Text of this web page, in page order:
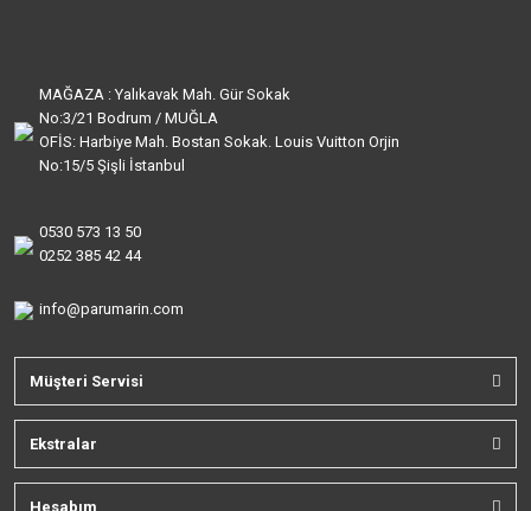
MAĞAZA : Yalıkavak Mah. Gür Sokak
No:3/21 Bodrum / MUĞLA
OFİS: Harbiye Mah. Bostan Sokak. Louis Vuitton Orjin
No:15/5 Şişli İstanbul
0530 573 13 50
0252 385 42 44
info@parumarin.com
Müşteri Servisi
Ekstralar
Hesabım